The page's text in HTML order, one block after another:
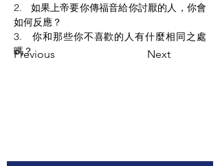
Previous Next
2.   如果上帝要你傳福音給你討厭的人，你會
如何反應？
3.   你和那些你不喜歡的人有什麼相同之處
嗎？